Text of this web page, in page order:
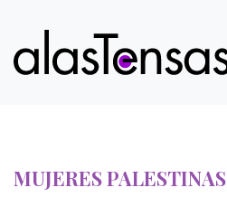
MUJERES PALESTINAS